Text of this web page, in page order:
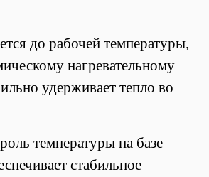
до рабочей температуры,
нагревательному
удерживает тепло во
температуры на базе
стабильное